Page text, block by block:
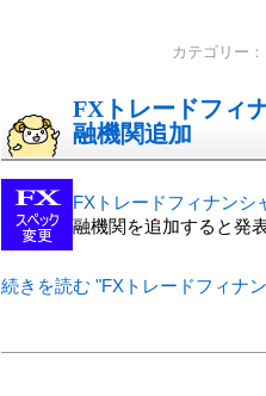
カテゴリー
FXトレードフィ
融機関追加
FXトレードフィナンシ
融機関を追加すると発
続きを読む "FXトレードフィナ